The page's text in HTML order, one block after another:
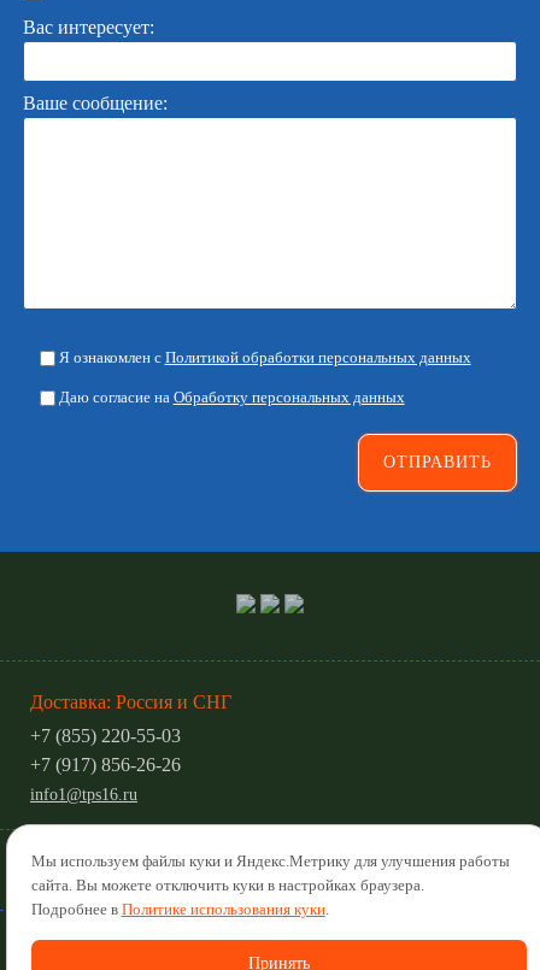
Вас интересует:
Ваше сообщение:
Я ознакомлен с Политикой обработки персональных данных
Даю согласие на Обработку персональных данных
Доставка: Россия и СНГ
+7 (855) 220-55-03
+7 (917) 856-26-26
info1@tps16.ru
Политика обработки персональных данных
Политика использования куки
СОЗДАНИЕ САЙТА
Мы используем файлы куки и Яндекс.Метрику для улучшения работы
сайта. Вы можете отключить куки в настройках браузера.
Подробнее в Политике использования куки.
Принять